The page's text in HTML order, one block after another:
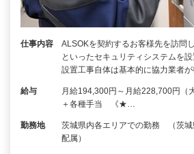
仕事内容
ALSOKを契約するお客様先を訪問
といったセキュリティシステムを設
設置工事自体は基本的に協力業者
給与
月給194,300円～月給228,700円（
＋各種手当 《★…
勤務地
茨城県内各エリアでの勤務 （茨城
配属）